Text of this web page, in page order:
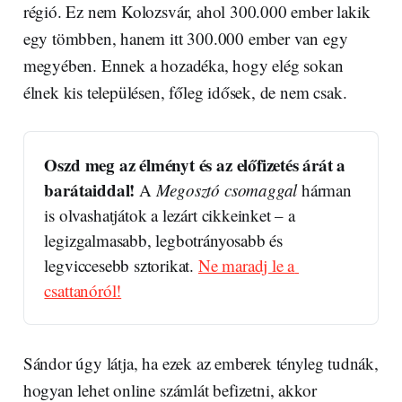
régió. Ez nem Kolozsvár, ahol 300.000 ember lakik
egy tömbben, hanem itt 300.000 ember van egy
megyében. Ennek a hozadéka, hogy elég sokan
élnek kis településen, főleg idősek, de nem csak.
Oszd meg az élményt és az előfizetés árát a
barátaiddal! A Megosztó csomaggal hárman
is olvashatjátok a lezárt cikkeinket – a
legizgalmasabb, legbotrányosabb és
legviccesebb sztorikat. Ne maradj le a
csattanóról!
Sándor úgy látja, ha ezek az emberek tényleg tudnák,
hogyan lehet online számlát befizetni, akkor